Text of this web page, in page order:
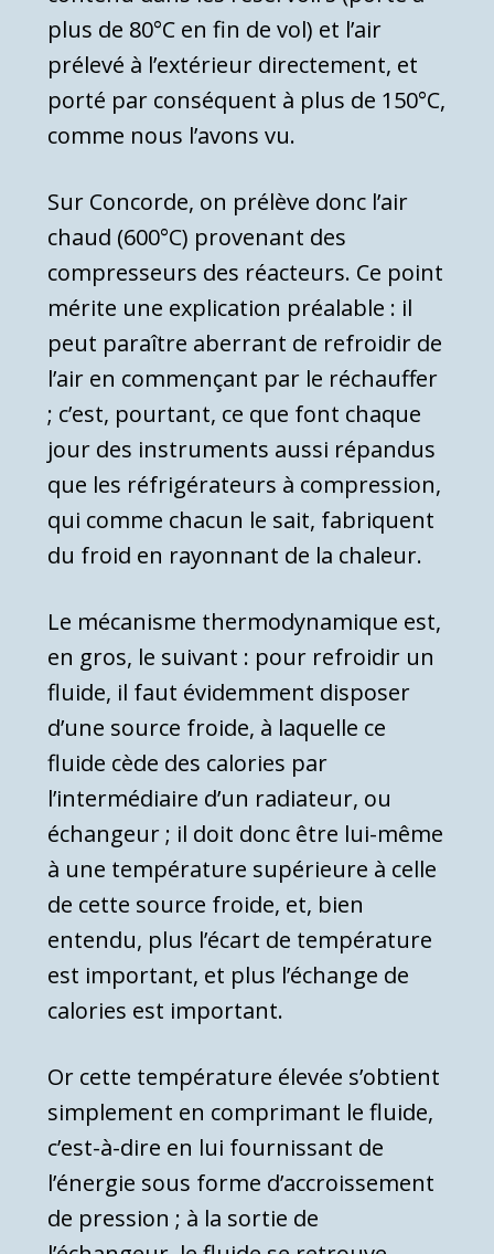
plus de 80°C en fin de vol) et l’air
prélevé à l’extérieur directement, et
porté par conséquent à plus de 150°C,
comme nous l’avons vu.
Sur Concorde, on prélève donc l’air
chaud (600°C) provenant des
compresseurs des réacteurs. Ce point
mérite une explication préalable : il
peut paraître aberrant de refroidir de
l’air en commen­çant par le réchauffer
; c’est, pourtant, ce que font chaque
jour des instruments aussi répandus
que les réfrigérateurs à compression,
qui comme chacun le sait, fabriquent
du froid en rayonnant de la cha­leur.
Le mécanisme thermodynamique est,
en gros, le suivant : pour refroidir un
fluide, il faut évidemment disposer
d’une source froide, à laquelle ce
fluide cède des calories par
l’intermédiaire d’un radiateur, ou
échangeur ; il doit donc être lui-même
à une température supérieure à celle
de cette source froide, et, bien
entendu, plus l’écart de température
est im­portant, et plus l’échange de
calories est important.
Or cette température élevée s’obtient
simplement en comprimant le fluide,
c’est-à-dire en lui fournis­sant de
l’énergie sous forme d’accroissement
de pression ; à la sortie de